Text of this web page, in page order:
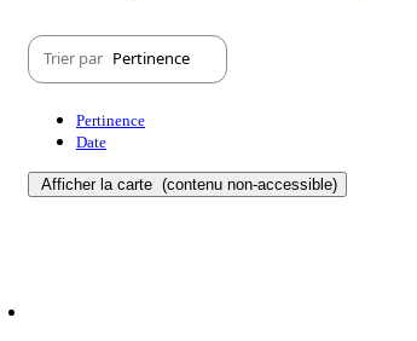
Trier par Pertinence
Pertinence
Date
Afficher la carte (contenu non-accessible)